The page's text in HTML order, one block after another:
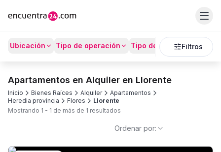
Ubicación Tipo de operación Tipo de Propiedad
Filtros
Apartamentos en Alquiler en Llorente
Inicio Bienes Raíces Alquiler
Apartamentos
Heredia provincia
Flores
Llorente
Mostrando 1 - 1 de más de 1 resultados
Ordenar por: